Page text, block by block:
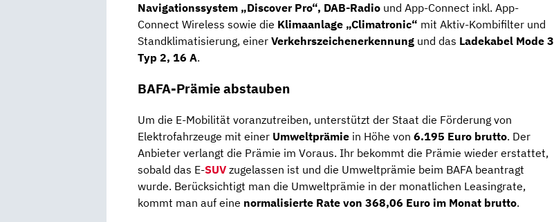
Navigationssystem „Discover Pro“, DAB-Radio und App-Connect inkl. App-
Connect Wireless sowie die Klimaanlage „Climatronic“ mit Aktiv-Kombifilter und
Standklimatisierung, einer Verkehrszeichenerkennung und das Ladekabel Mode 3
Typ 2, 16 A.
BAFA-Prämie abstauben
Um die E-Mobilität voranzutreiben, unterstützt der Staat die Förderung von
Elektrofahrzeuge mit einer Umweltprämie in Höhe von 6.195 Euro brutto. Der
Anbieter verlangt die Prämie im Voraus. Ihr bekommt die Prämie wieder erstattet,
sobald das E-SUV zugelassen ist und die Umweltprämie beim BAFA beantragt
wurde. Berücksichtigt man die Umweltprämie in der monatlichen Leasingrate,
kommt man auf eine normalisierte Rate von 368,06 Euro im Monat brutto.